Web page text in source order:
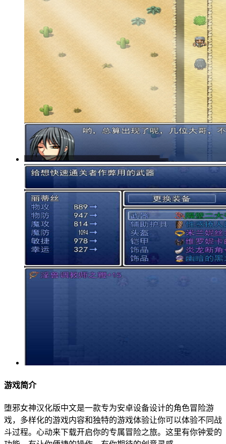
游戏简介
堕邪女神汉化版中文是一款专为安卓设备设计的角色冒险游
戏，多样化的游戏内容和独特的游戏体验让你可以体验不同战
斗过程。心动来下载开启你的专属冒险之旅。这里有你钟爱的